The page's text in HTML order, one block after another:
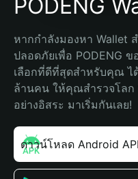
PODENG
หากกำลังมองหา Wallet
ปลอดภัยเพื่อ PODENG
เลือกที่ดีที่สุดสำหรับคุณ ไ
ล้านคน ให้คุณสำรวจโลก
อย่างอิสระ มาเริ่มกันเลย!
ดาวน์โหลด Android